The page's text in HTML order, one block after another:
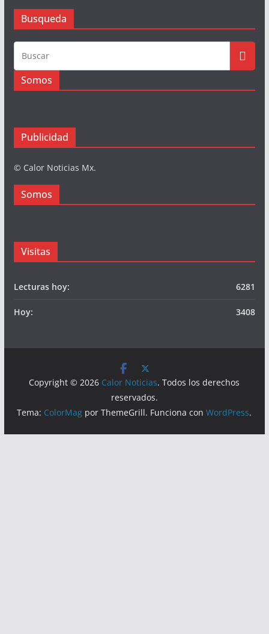
Busqueda
Somos
Publicidad
© Calor Noticias Mx.
Somos
Visitas
6281
Lecturas hoy:
3408
Hoy:
Copyright © 2026 Calor Noticias. Todos los derechos
reservados.
Tema: ColorMag por ThemeGrill. Funciona conWordPress.